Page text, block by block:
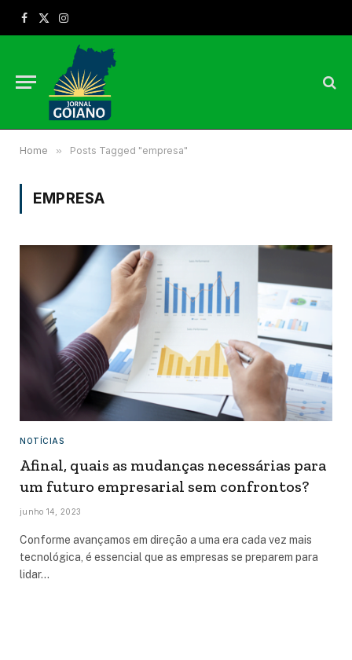
Facebook
X
Instagram
Home » Posts Tagged "empresa"
EMPRESA
NOTÍCIAS
Afinal, quais as mudanças necessárias para
um futuro empresarial sem confrontos?
junho 14, 2023
Conforme avançamos em direção a uma era cada vez mais
tecnológica, é essencial que as empresas se preparem para
lidar…